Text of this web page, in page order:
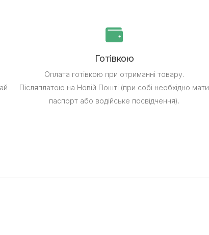
Готівкою
Оплата готівкою при отриманні товару.
Післяплатою на Новій Пошті (при собі необхідно мати
паспорт або водійське посвідчення).